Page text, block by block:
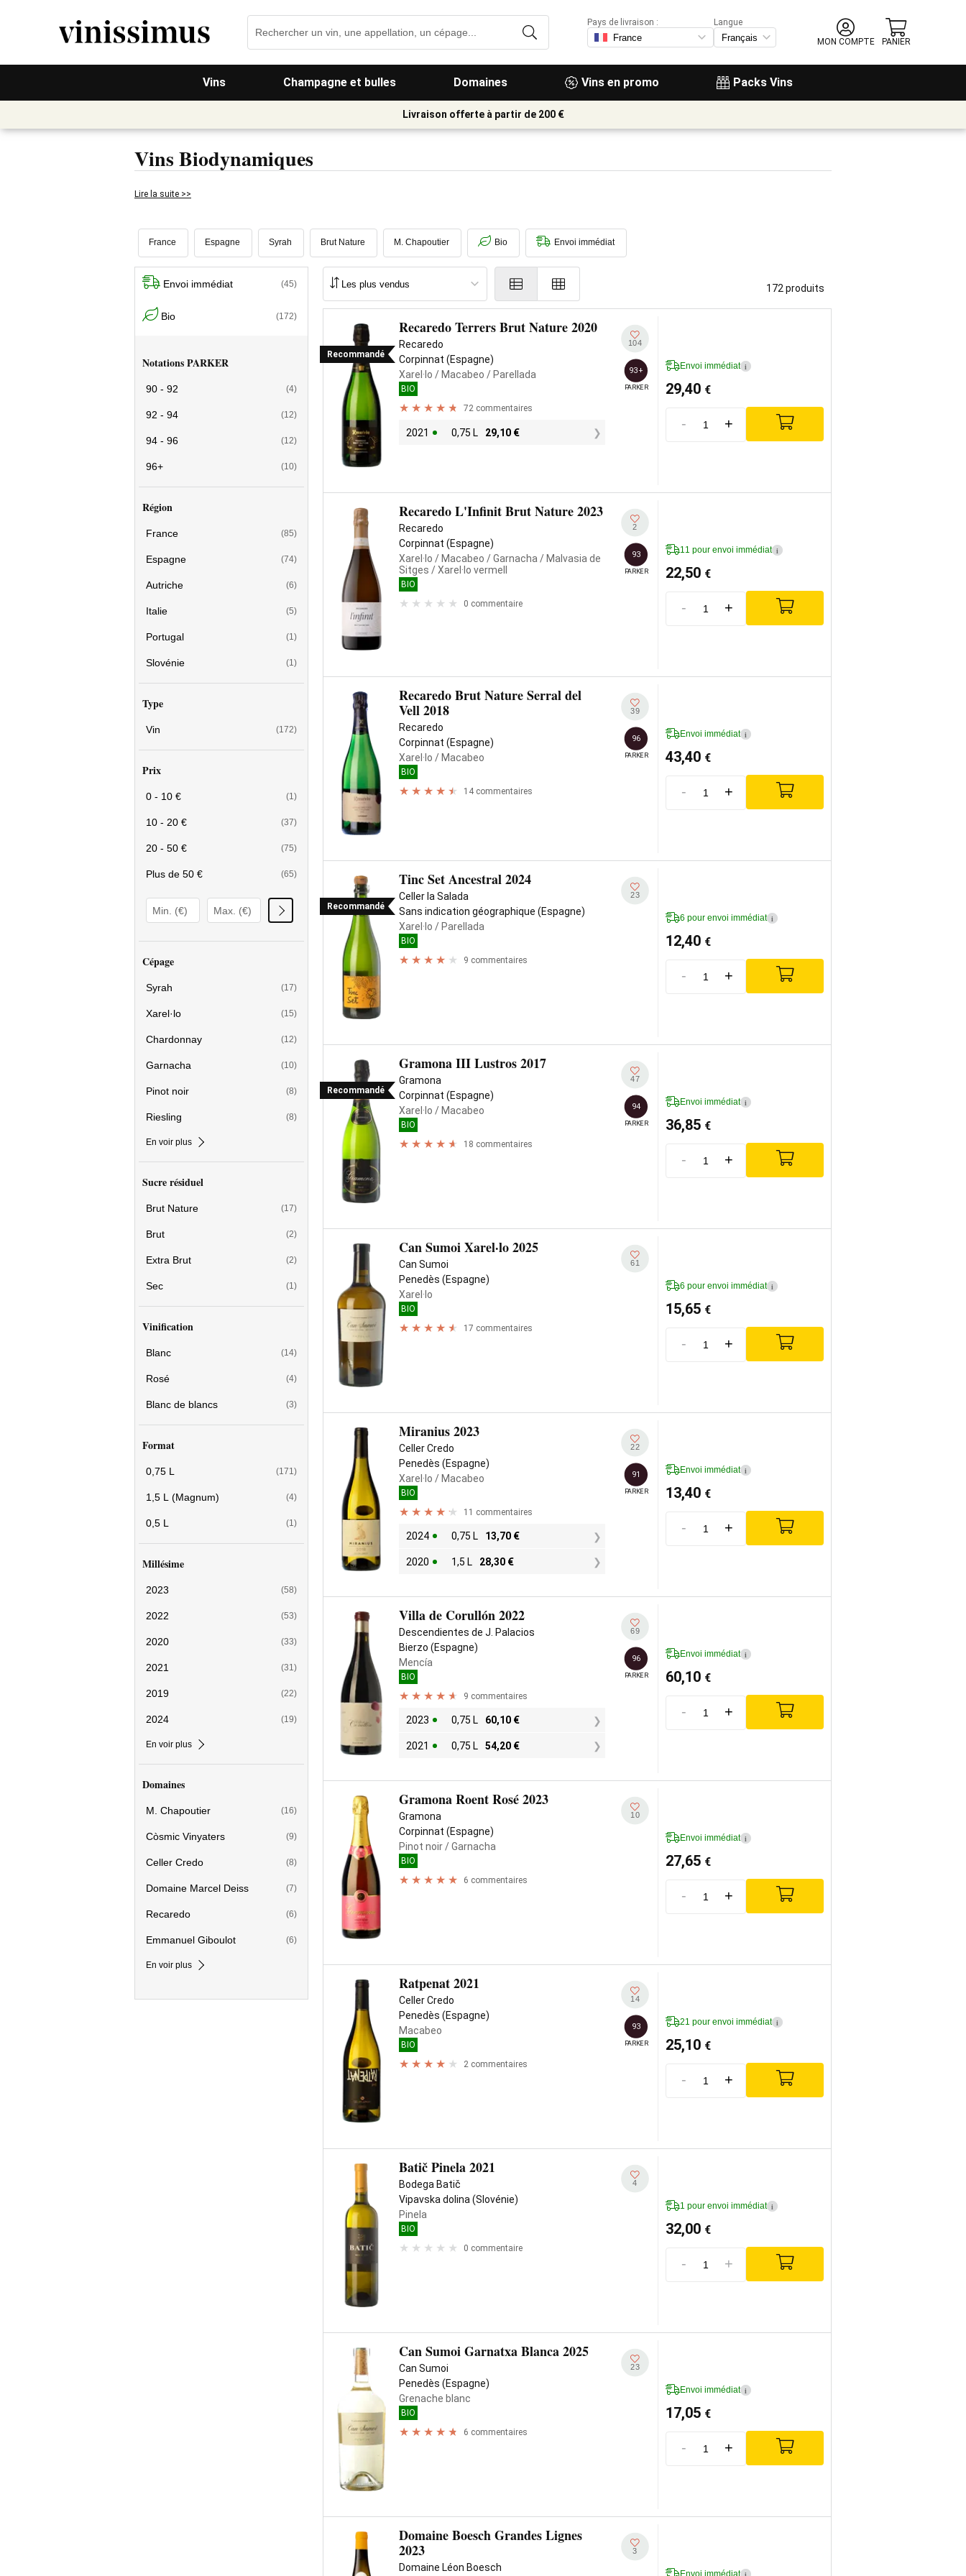
Vins Champagne et bulles Domaines Vins en promo Packs Vins
Pays de livraison :
Langue
MON COMPTE
PANIER
Livraison offerte à partir de 200 €
Vins Biodynamiques
Lire la suite >>
France Espagne Syrah Brut Nature M. Chapoutier Bio Envoi immédiat
Envoi immédiat (45)
Bio (172)
Notations PARKER
90 - 92 (4)
92 - 94 (12)
94 - 96 (12)
96+ (10)
Région
France (85)
Espagne (74)
Autriche (6)
Italie (5)
Portugal (1)
Slovénie (1)
Type
Vin (172)
Prix
0 - 10 € (1)
10 - 20 € (37)
20 - 50 € (75)
Plus de 50 € (65)
Cépage
Syrah (17)
Xarel·lo (15)
Chardonnay (12)
Garnacha (10)
Pinot noir (8)
Riesling (8)
En voir plus
Sucre résiduel
Brut Nature (17)
Brut (2)
Extra Brut (2)
Sec (1)
Vinification
Blanc (14)
Rosé (4)
Blanc de blancs (3)
Format
0,75 L (171)
1,5 L (Magnum) (4)
0,5 L (1)
Millésime
2023 (58)
2022 (53)
2020 (33)
2021 (31)
2019 (22)
2024 (19)
En voir plus
Domaines
M. Chapoutier (16)
Còsmic Vinyaters (9)
Celler Credo (8)
Domaine Marcel Deiss (7)
Recaredo (6)
Emmanuel Giboulot (6)
En voir plus
172 produits
Recommandé
Recaredo Terrers Brut Nature 2020
Recaredo
Corpinnat (Espagne)
Xarel·lo / Macabeo / Parellada
BIO
72 commentaires
2021 0,75 L 29,10 €
104
93+
PARKER
Envoi immédiat i
29,40 €
- +
Recaredo L'Infinit Brut Nature 2023
Recaredo
Corpinnat (Espagne)
Xarel·lo / Macabeo / Garnacha / Malvasia de
Sitges / Xarel·lo vermell
BIO
0 commentaire
2
93
PARKER
11 pour envoi immédiat i
22,50 €
- +
Recaredo Brut Nature Serral del
Vell 2018
Recaredo
Corpinnat (Espagne)
Xarel·lo / Macabeo
BIO
14 commentaires
39
96
PARKER
Envoi immédiat i
43,40 €
- +
Recommandé
Tinc Set Ancestral 2024
Celler la Salada
Sans indication géographique (Espagne)
Xarel·lo / Parellada
BIO
9 commentaires
23
6 pour envoi immédiat i
12,40 €
- +
Recommandé
Gramona III Lustros 2017
Gramona
Corpinnat (Espagne)
Xarel·lo / Macabeo
BIO
18 commentaires
47
94
PARKER
Envoi immédiat i
36,85 €
- +
Can Sumoi Xarel·lo 2025
Can Sumoi
Penedès (Espagne)
Xarel·lo
BIO
17 commentaires
61
6 pour envoi immédiat i
15,65 €
- +
Miranius 2023
Celler Credo
Penedès (Espagne)
Xarel·lo / Macabeo
BIO
11 commentaires
2024 0,75 L 13,70 €
2020 1,5 L 28,30 €
22
91
PARKER
Envoi immédiat i
13,40 €
- +
Villa de Corullón 2022
Descendientes de J. Palacios
Bierzo (Espagne)
Mencía
BIO
9 commentaires
2023 0,75 L 60,10 €
2021 0,75 L 54,20 €
69
96
PARKER
Envoi immédiat i
60,10 €
- +
Gramona Roent Rosé 2023
Gramona
Corpinnat (Espagne)
Pinot noir/ Garnacha
BIO
6 commentaires
10
Envoi immédiat i
27,65 €
- +
Ratpenat 2021
Celler Credo
Penedès (Espagne)
Macabeo
BIO
2 commentaires
14
93
PARKER
21 pour envoi immédiat i
25,10 €
- +
Batič Pinela 2021
Bodega Batič
Vipavska dolina (Slovénie)
Pinela
BIO
0 commentaire
4
1 pour envoi immédiat i
32,00 €
- +
Can Sumoi Garnatxa Blanca 2025
Can Sumoi
Penedès (Espagne)
Grenache blanc
BIO
6 commentaires
23
Envoi immédiat i
17,05 €
- +
Domaine Boesch Grandes Lignes
2023
Domaine Léon Boesch
3